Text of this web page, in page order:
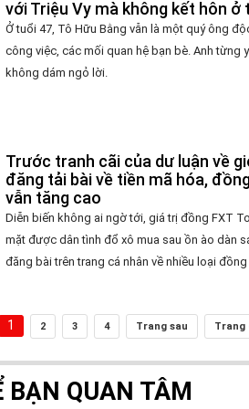
với Triệu Vy mà không kết hôn ở
Ở tuổi 47, Tô Hữu Bằng vẫn là một quý ông
công việc, các mối quan hệ bạn bè. Anh từng
không dám ngỏ lời.
Trước tranh cãi của dư luận về
đăng tải bài về tiền mã hóa,
vẫn tăng cao
Diễn biến không ai ngờ tới, giá trị đồng FXT
mặt được dân tình đổ xô mua sau ồn ào dàn
đăng bài trên trang cá nhân về nhiều loại đồng
1 2 3 4 Trang sau Trang
BẠN QUAN TÂM